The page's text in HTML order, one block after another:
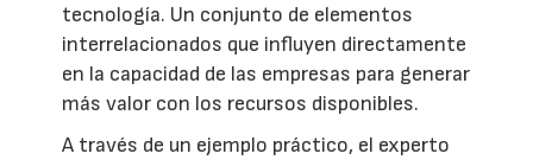
tecnología. Un conjunto de elementos
interrelacionados que influyen directamente
en la capacidad de las empresas para generar
más valor con los recursos disponibles.
A través de un ejemplo práctico, el experto